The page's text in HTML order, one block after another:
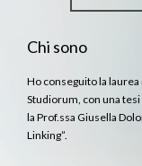
Chi sono
Ho conseguito la
Studiorum, con una
la Prof.ssa Giusella
Linking”.